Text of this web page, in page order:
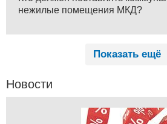
нежилые помещения МКД?
Показать ещё
Новости